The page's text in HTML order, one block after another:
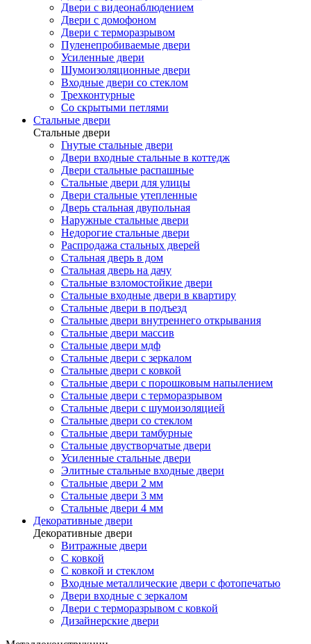
Двери с видеонаблюдением
Двери с домофоном
Двери с терморазрывом
Пуленепробиваемые двери
Усиленные двери
Шумоизоляционные двери
Входные двери со стеклом
Трехконтурные
Со скрытыми петлями
Стальные двери
Стальные двери
Гнутые стальные двери
Двери входные стальные в коттедж
Двери стальные распашные
Стальные двери для улицы
Двери стальные утепленные
Дверь стальная двупольная
Наружные стальные двери
Недорогие стальные двери
Распродажа стальных дверей
Стальная дверь в дом
Стальная дверь на дачу
Стальные взломостойкие двери
Стальные входные двери в квартиру
Стальные двери в подъезд
Стальные двери внутреннего открывания
Стальные двери массив
Стальные двери мдф
Стальные двери с зеркалом
Стальные двери с ковкой
Стальные двери с порошковым напылением
Стальные двери с терморазрывом
Стальные двери с шумоизоляцией
Стальные двери со стеклом
Стальные двери тамбурные
Стальные двустворчатые двери
Усиленные стальные двери
Элитные стальные входные двери
Стальные двери 2 мм
Стальные двери 3 мм
Стальные двери 4 мм
Декоративные двери
Декоративные двери
Витражные двери
С ковкой
С ковкой и стеклом
Входные металлические двери с фотопечатью
Двери входные с зеркалом
Двери с терморазрывом с ковкой
Дизайнерские двери